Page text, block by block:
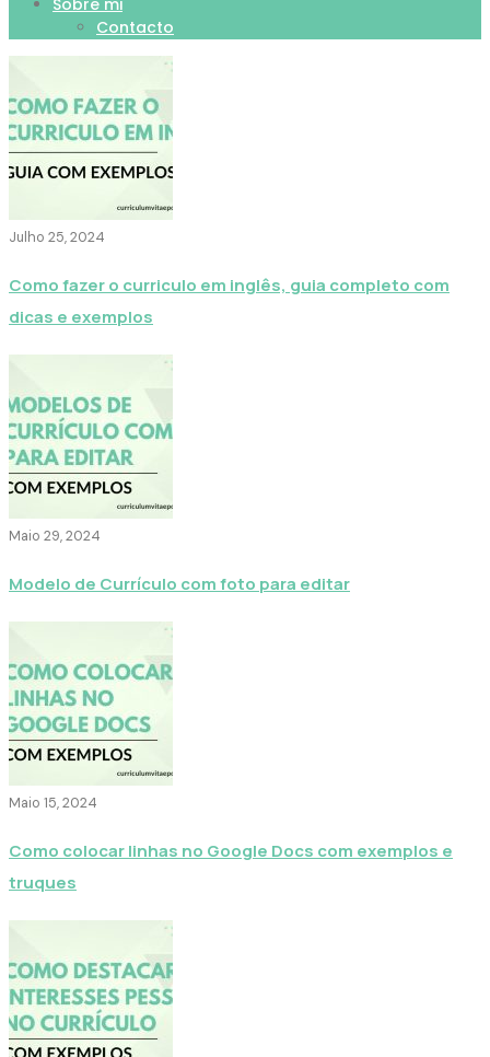
Sobre mi
Contacto
Julho 25, 2024
Como fazer o curriculo em inglês, guia completo com
dicas e exemplos
Maio 29, 2024
Modelo de Currículo com foto para editar
Maio 15, 2024
Como colocar linhas no Google Docs com exemplos e
truques